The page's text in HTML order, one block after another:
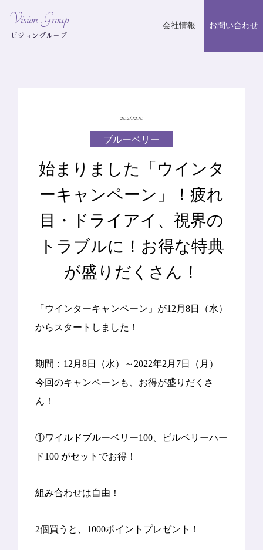
Vision Group
ビジョングループ
会社情報 お問い合わせ
2021.12.10
ブルーベリー
始まりました「ウインタ
ーキャンペーン」！疲れ
目・ドライアイ、視界の
トラブルに！お得な特典
が盛りだくさん！
「ウインターキャンペーン」が12月8日（水）
からスタートしました！
期間：12月8日（水）～2022年2月7日（月）
今回のキャンペーンも、お得が盛りだくさ
ん！
①ワイルドブルーベリー100、ビルベリーハー
ド100 がセットでお得！
組み合わせは自由！
2個買うと、1000ポイントプレゼント！